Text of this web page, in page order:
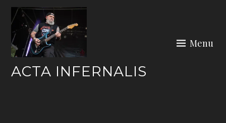
Skip
content
ACTA INFERNALIS
Menu